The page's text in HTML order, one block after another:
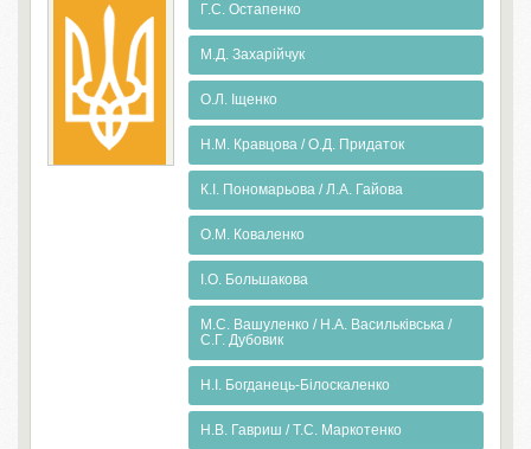
Г.С. Остапенко
М.Д. Захарійчук
О.Л. Іщенко
Н.М. Кравцова / О.Д. Придаток
К.І. Пономарьова / Л.А. Гайова
О.М. Коваленко
І.О. Большакова
М.С. Вашуленко / Н.А. Васильківська /
С.Г. Дубовик
Н.І. Богданець-Білоскаленко
Н.В. Гавриш / Т.С. Маркотенко